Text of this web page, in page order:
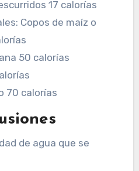
17 calorías
Copos de maíz o
50 calorías
70 calorías
de agua que se